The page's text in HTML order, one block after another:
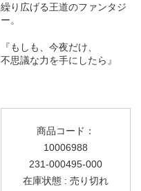
繰り広げる王道のファンタジ
ー。
『もしも、今夜だけ、
不思議な力を手にしたら』
商品コード：
10006988
231-000495-000
在庫状態 : 売り切れ